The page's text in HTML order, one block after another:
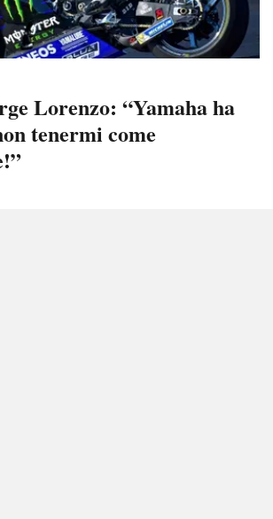
Lorenzo: “Yamaha ha
tenermi come